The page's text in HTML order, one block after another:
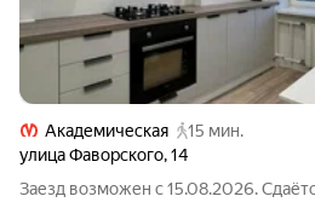
Академическая
15 мин.
улица Фаворского,14
Заезд возможен с 15.08.2026.